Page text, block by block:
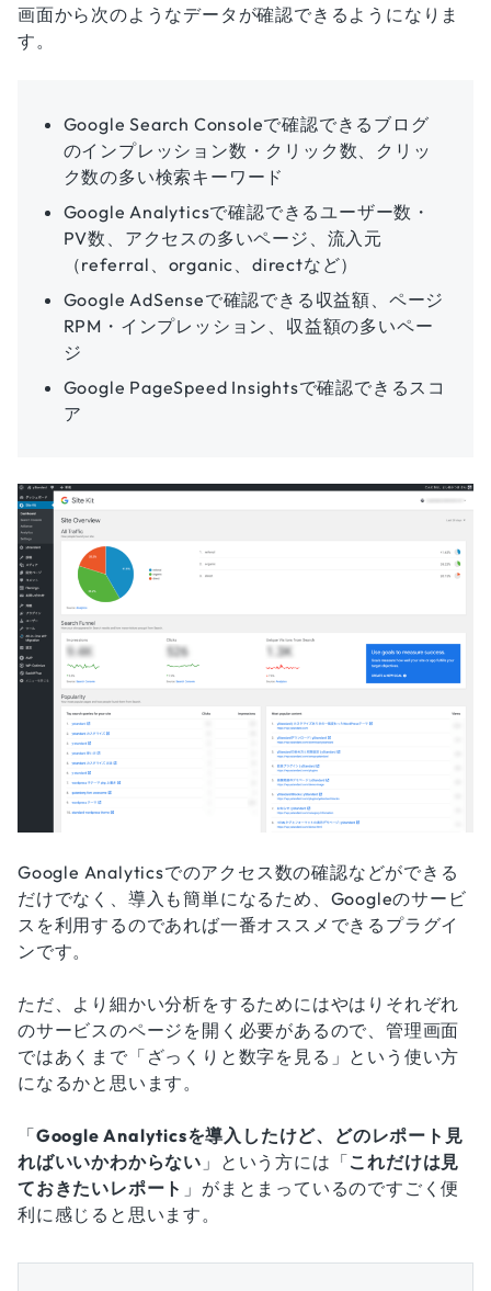
画面から次のようなデータが確認できるようになりま
す。
Google Search Consoleで確認できるブログ
のインプレッション数・クリック数、クリッ
ク数の多い検索キーワード
Google Analyticsで確認できるユーザー数・
PV数、アクセスの多いページ、流入元
（referral、organic、directなど）
Google AdSenseで確認できる収益額、ページ
RPM・インプレッション、収益額の多いペー
ジ
Google PageSpeed Insightsで確認できるスコ
ア
Google Analyticsでのアクセス数の確認などができる
だけでなく、導入も簡単になるため、Googleのサービ
スを利用するのであれば一番オススメできるプラグイ
ンです。
ただ、より細かい分析をするためにはやはりそれぞれ
のサービスのページを開く必要があるので、管理画面
ではあくまで「ざっくりと数字を見る」という使い方
になるかと思います。
「Google Analyticsを導入したけど、どのレポート見
ればいいかわからない 」という方には「これだけは見
ておきたいレポート 」がまとまっているのですごく便
利に感じると思います。